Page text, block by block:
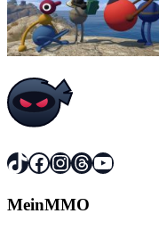
TikTok
Facebook
Instagram
Threads
YouTube
MeinMMO